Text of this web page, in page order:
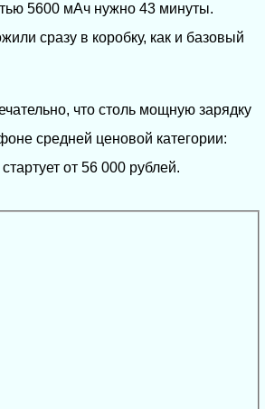
5600 мАч нужно 43 минуты.
сразу в коробку, как и базовый
что столь мощную зарядку
средней ценовой категории:
от 56 000 рублей.